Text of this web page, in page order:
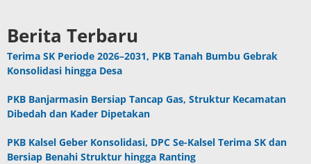
Berita Terbaru
Terima SK Periode 2026–2031, PKB Tanah Bumbu Gebrak
Konsolidasi hingga Desa
PKB Banjarmasin Bersiap Tancap Gas, Struktur Kecamatan
Dibedah dan Kader Dipetakan
PKB Kalsel Geber Konsolidasi, DPC Se-Kalsel Terima SK dan
Bersiap Benahi Struktur hingga Ranting